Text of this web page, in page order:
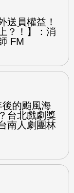
送員權益！
？！】：消
FM
的颱風海
台北戲劇獎
南人劇團林